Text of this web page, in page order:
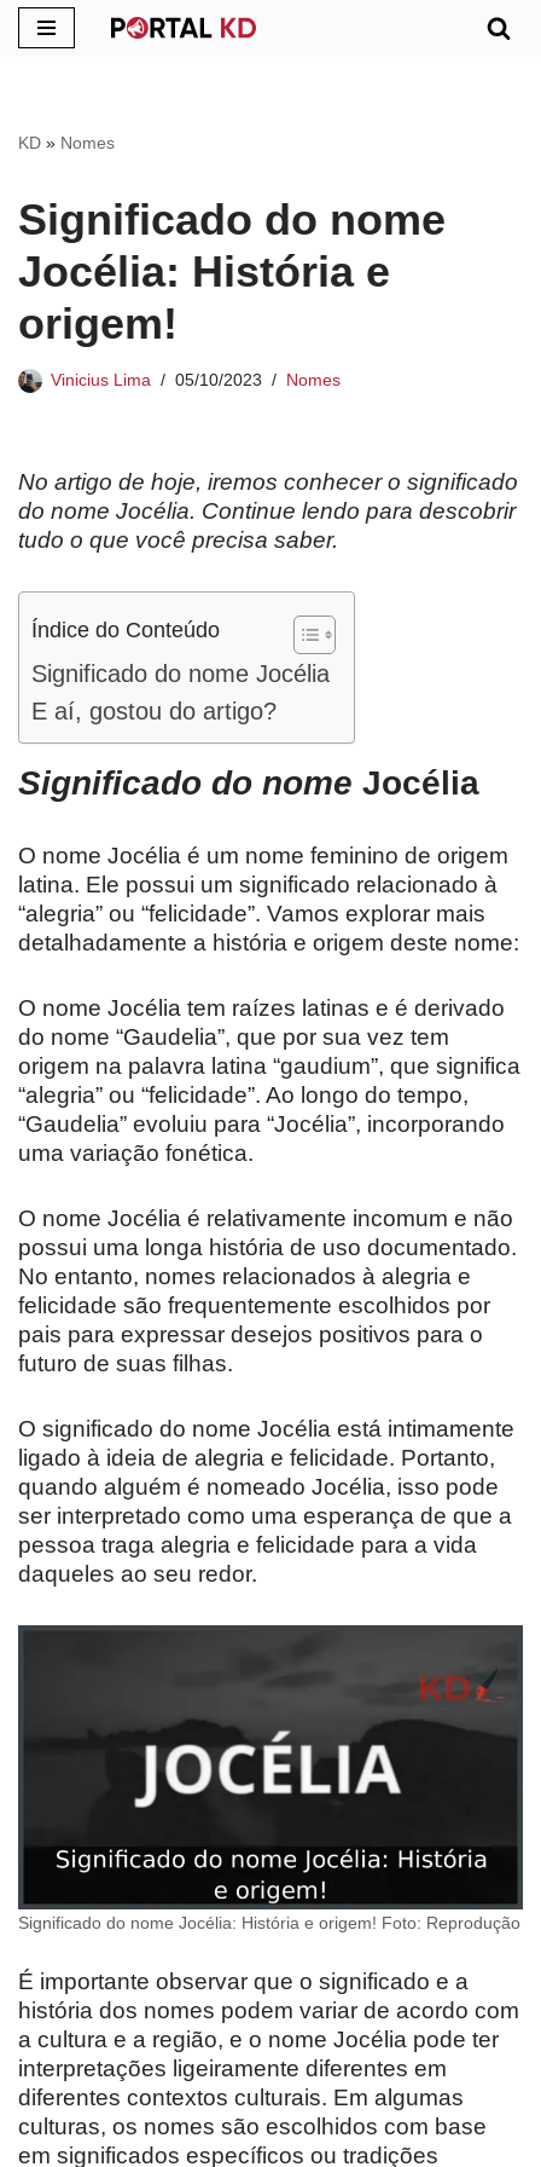
conteúdo
KD » Nomes
Significado do nome
Jocélia: História e
origem!
Vinicius Lima 05/10/2023 Nomes
No artigo de hoje, iremos conhecer o significado
do nome Jocélia. Continue lendo para descobrir
tudo o que você precisa saber.
Índice do Conteúdo
Significado do nome Jocélia
E aí, gostou do artigo?
Significado do nome Jocélia
O nome Jocélia é um nome feminino de origem
latina. Ele possui um significado relacionado à
“alegria” ou “felicidade”. Vamos explorar mais
detalhadamente a história e origem deste nome:
O nome Jocélia tem raízes latinas e é derivado
do nome “Gaudelia”, que por sua vez tem
origem na palavra latina “gaudium”, que significa
“alegria” ou “felicidade”. Ao longo do tempo,
“Gaudelia” evoluiu para “Jocélia”, incorporando
uma variação fonética.
O nome Jocélia é relativamente incomum e não
possui uma longa história de uso documentado.
No entanto, nomes relacionados à alegria e
felicidade são frequentemente escolhidos por
pais para expressar desejos positivos para o
futuro de suas filhas.
O significado do nome Jocélia está intimamente
ligado à ideia de alegria e felicidade. Portanto,
quando alguém é nomeado Jocélia, isso pode
ser interpretado como uma esperança de que a
pessoa traga alegria e felicidade para a vida
daqueles ao seu redor.
Significado do nome Jocélia: História e origem! Foto: Reprodução
É importante observar que o significado e a
história dos nomes podem variar de acordo com
a cultura e a região, e o nome Jocélia pode ter
interpretações ligeiramente diferentes em
diferentes contextos culturais. Em algumas
culturas, os nomes são escolhidos com base
em significados específicos ou tradições